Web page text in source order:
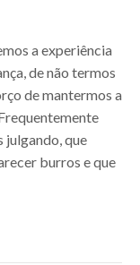
a experiência
de não termos
de mantermos a
julgando, que
burros e que